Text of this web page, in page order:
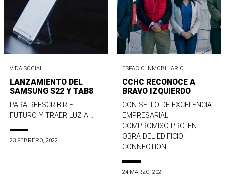
VIDA SOCIAL
LANZAMIENTO DEL
SAMSUNG S22 Y TAB8
PARA REESCRIBIR EL
FUTURO Y TRAER LUZ A ...
23 FEBRERO, 2022
ESPACIO INMOBILIARIO
CCHC RECONOCE A
BRAVO IZQUIERDO
CON SELLO DE EXCELENCIA
EMPRESARIAL
COMPROMISO PRO, EN
OBRA DEL EDIFICIO
CONNECTION
24 MARZO, 2021